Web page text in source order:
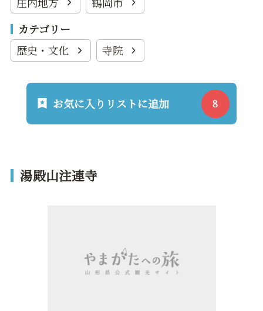
カテゴリー
歴史・文化
寺院
お気に入りリストに追加
湯殿山注連寺